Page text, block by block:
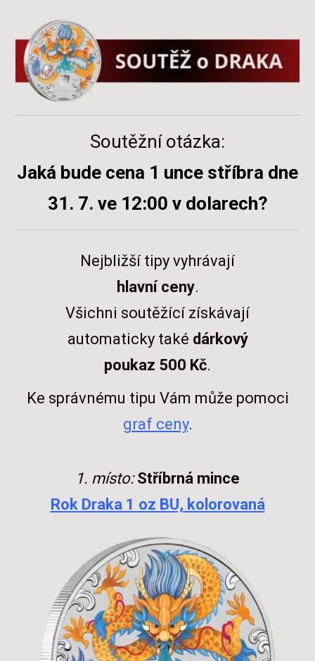
Soutěžní otázka:
Jaká bude cena 1 unce stříbra dne
31. 7. ve 12:00 v dolarech?
Nejbližší tipy vyhrávají
hlavní ceny.
Všichni soutěžící získávají
automaticky také dárkový
poukaz 500 Kč.
Ke správnému tipu Vám může pomoci
graf ceny.
1. místo:Stříbrná mince
Rok Draka 1 oz BU, kolorovaná